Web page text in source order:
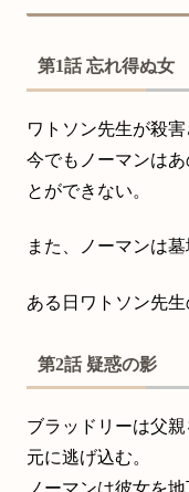
第1話 忘れ得ぬ女
ワトソン先生が殺害
今でもノーマンは
とができない。
また、ノーマンは墓
ある日ワトソン先
第2話 疑惑の影
ブラッドリーは父
元に逃げ込む。